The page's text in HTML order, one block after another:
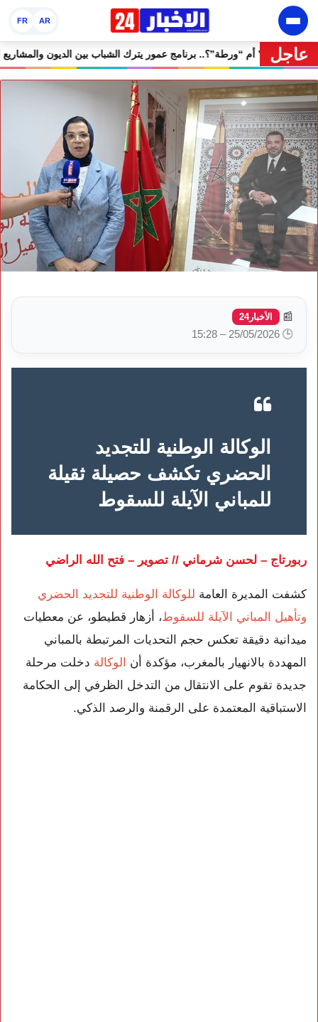
AR
FR
عاجل 🔥 “فرصة” أم “ورطة”؟.. برنامج عمور يترك
📰 الأخبار24
🕒 25/05/2026 – 15:28
الوكالة الوطنية للتجديد
الحضري تكشف حصيلة ثقيلة
للمباني الآيلة للسقوط
ربورتاج – لحسن شرماني // تصوير – فتح الله الراضي
كشفت المديرة العامة للوكالة الوطنية للتجديد الحضري
وتأهيل المباني الآيلة للسقوط، أزهار قطيطو، عن معطيات
ميدانية دقيقة تعكس حجم التحديات المرتبطة بالمباني
المهددة بالانهيار بالمغرب، مؤكدة أن
الوكالة دخلت مرحلة
جديدة تقوم على الانتقال من التدخل الظرفي إلى الحكامة
الاستباقية المعتمدة على الرقمنة والرصد الذكي.